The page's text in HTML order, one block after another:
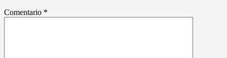
Comentario *